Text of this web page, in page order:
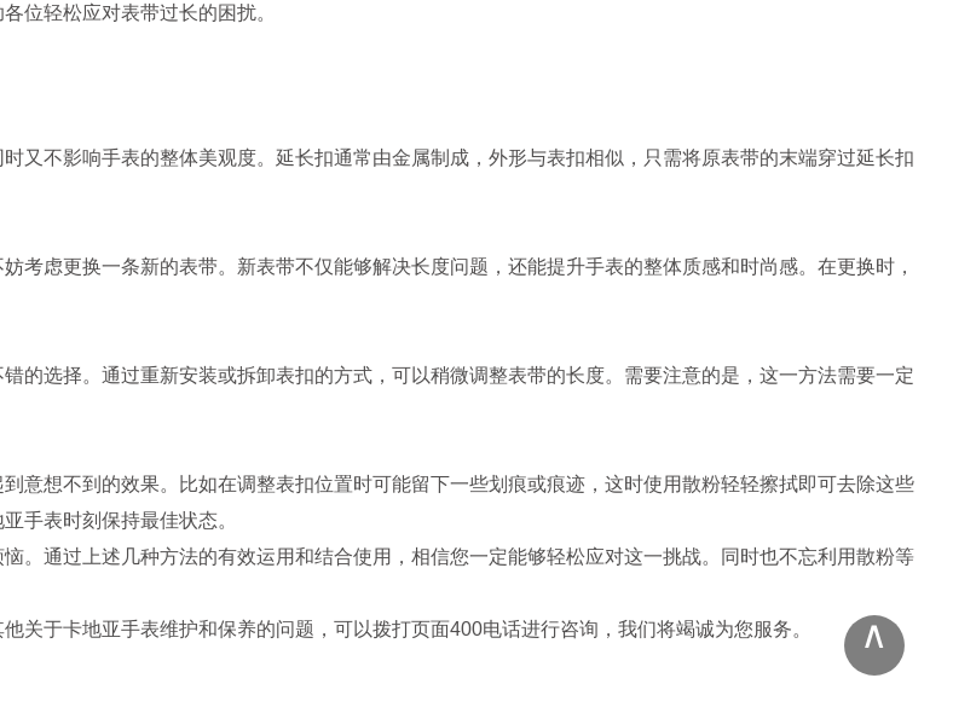
位轻松应对表带过长的困扰。
不影响手表的整体美观度。延长扣通常由金属制成，外形与表扣相似，只需将原表带的末端穿过延长扣
虑更换一条新的表带。新表带不仅能够解决长度问题，还能提升手表的整体质感和时尚感。在更换时，
选择。通过重新安装或拆卸表扣的方式，可以稍微调整表带的长度。需要注意的是，这一方法需要一定
想不到的效果。比如在调整表扣位置时可能留下一些划痕或痕迹，这时使用散粉轻轻擦拭即可去除这些
手表时刻保持最佳状态。
通过上述几种方法的有效运用和结合使用，相信您一定能够轻松应对这一挑战。同时也不忘利用散粉等
关于卡地亚手表维护和保养的问题，可以拨打页面400电话进行咨询，我们将竭诚为您服务。
∧